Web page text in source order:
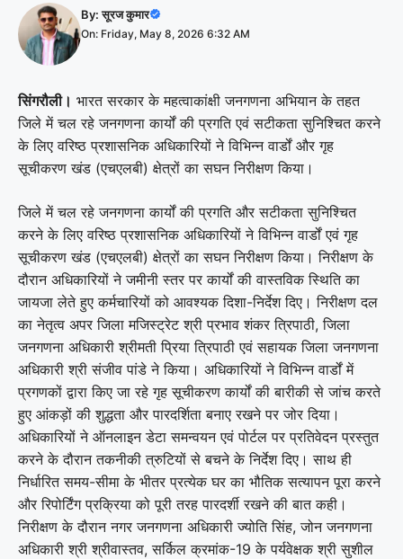
By:सूरज कुमार
On: Friday, May 8, 2026 6:32 AM
सिंगरौली। भारत सरकार के महत्वाकांक्षी जनगणना अभियान के तहत
जिले में चल रहे जनगणना कार्यों की प्रगति एवं सटीकता सुनिश्चित करने
के लिए वरिष्ठ प्रशासनिक अधिकारियों ने विभिन्न वार्डों और गृह
सूचीकरण खंड (एचएलबी) क्षेत्रों का सघन निरीक्षण किया।
जिले में चल रहे जनगणना कार्यों की प्रगति और सटीकता सुनिश्चित
करने के लिए वरिष्ठ प्रशासनिक अधिकारियों ने विभिन्न वार्डों एवं गृह
सूचीकरण खंड (एचएलबी) क्षेत्रों का सघन निरीक्षण किया। निरीक्षण के
दौरान अधिकारियों ने जमीनी स्तर पर कार्यों की वास्तविक स्थिति का
जायजा लेते हुए कर्मचारियों को आवश्यक दिशा-निर्देश दिए। निरीक्षण दल
का नेतृत्व अपर जिला मजिस्ट्रेट श्री प्रभाव शंकर त्रिपाठी, जिला
जनगणना अधिकारी श्रीमती प्रिया त्रिपाठी एवं सहायक जिला जनगणना
अधिकारी श्री संजीव पांडे ने किया। अधिकारियों ने विभिन्न वार्डों में
प्रगणकों द्वारा किए जा रहे गृह सूचीकरण कार्यों की बारीकी से जांच करते
हुए आंकड़ों की शुद्धता और पारदर्शिता बनाए रखने पर जोर दिया।
अधिकारियों ने ऑनलाइन डेटा समन्वयन एवं पोर्टल पर प्रतिवेदन प्रस्तुत
करने के दौरान तकनीकी त्रुटियों से बचने के निर्देश दिए। साथ ही
निर्धारित समय-सीमा के भीतर प्रत्येक घर का भौतिक सत्यापन पूरा करने
और रिपोर्टिंग प्रक्रिया को पूरी तरह पारदर्शी रखने की बात कही।
निरीक्षण के दौरान नगर जनगणना अधिकारी ज्योति सिंह, जोन जनगणना
अधिकारी श्री श्रीवास्तव, सर्किल क्रमांक-19 के पर्यवेक्षक श्री सुशील